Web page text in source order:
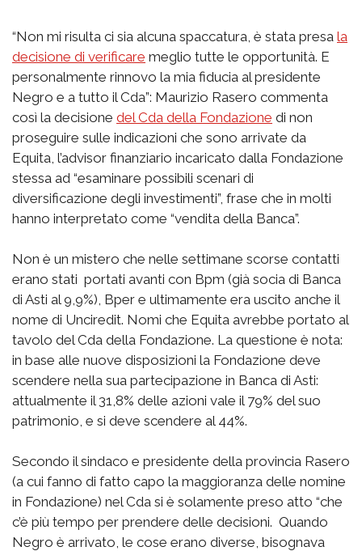
“Non mi risulta ci sia alcuna spaccatura, è stata presa la
decisione di verificare meglio tutte le opportunità. E
personalmente rinnovo la mia fiducia al presidente
Negro e a tutto il Cda”: Maurizio Rasero commenta
così la decisione del Cda della Fondazione di non
proseguire sulle indicazioni che sono arrivate da
Equita, l’advisor finanziario incaricato dalla Fondazione
stessa ad “esaminare possibili scenari di
diversificazione degli investimenti”, frase che in molti
hanno interpretato come “vendita della Banca”.
Non è un mistero che nelle settimane scorse contatti
erano stati portati avanti con Bpm (già socia di Banca
di Asti al 9,9%), Bper e ultimamente era uscito anche il
nome di Unciredit. Nomi che Equita avrebbe portato al
tavolo del Cda della Fondazione. La questione è nota:
in base alle nuove disposizioni la Fondazione deve
scendere nella sua partecipazione in Banca di Asti:
attualmente il 31,8% delle azioni vale il 79% del suo
patrimonio, e si deve scendere al 44%.
Secondo il sindaco e presidente della provincia Rasero
(a cui fanno di fatto capo la maggioranza delle nomine
in Fondazione) nel Cda si è solamente preso atto “che
c’è più tempo per prendere delle decisioni. Quando
Negro è arrivato, le cose erano diverse, bisognava